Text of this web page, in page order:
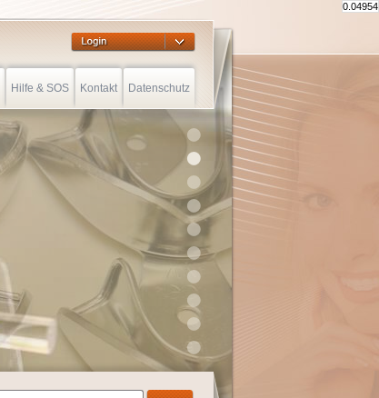
Hilfe & SOS Kontakt Datenschutz
0.04954